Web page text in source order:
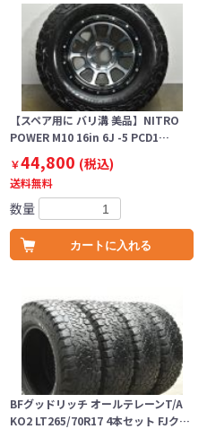
【スペア用に バリ溝 美品】NITRO
POWER M10 16in 6J -5 PCD1…
￥44,800 (税込)
送料無料
数量
カートに入れる
BFグッドリッチ オールテレーンT/A
KO2 LT265/70R17 4本セット FJク…